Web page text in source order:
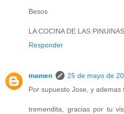
Besos
LA COCINA DE LAS PINUINAS
Responder
mamen
25 de mayo de
Por supuesto Jose, y
tremendita, gracias por tu